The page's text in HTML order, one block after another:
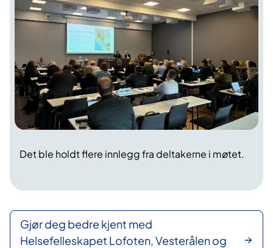
Det ble holdt flere innlegg fra deltakerne i møtet.
Gjør deg bedre kjent med
Helsefelleskapet Lofoten, Vesterålen og